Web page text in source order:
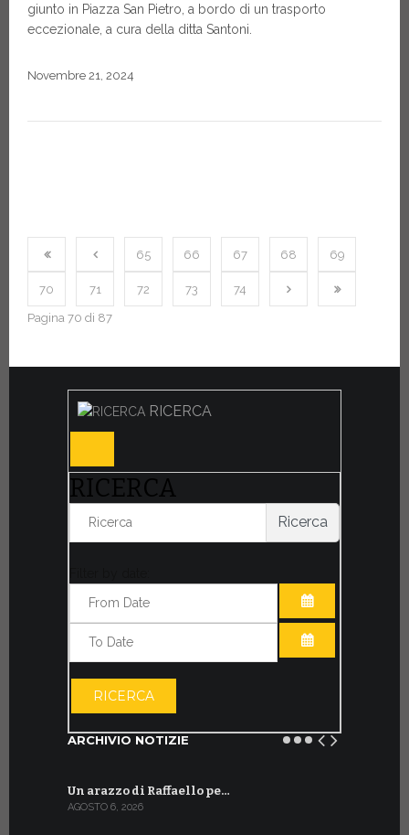
giunto in Piazza San Pietro, a bordo di un trasporto
eccezionale, a cura della ditta Santoni.
Novembre 21, 2024
65 66 67 68 69
70 71 72 73 74
Pagina 70 di 87
RICERCA
RICERCA
Ricerca
APRI IL
RICERCA
ARCHIVIO NOTIZIE
Un arazzo di Raffaello pe…
AGOSTO 6, 2026